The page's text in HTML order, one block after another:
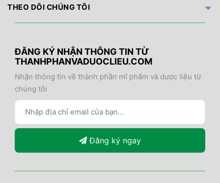
THEO DÕI CHÚNG TÔI
ĐĂNG KÝ NHẬN THÔNG TIN TỪ
THANHPHANVADUOCLIEU.COM
Nhận thông tin về thành phần mĩ phẩm và dược liệu từ
chúng tôi
Đăng ký ngay